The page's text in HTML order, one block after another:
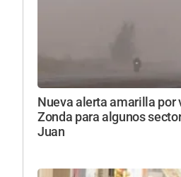
Nueva alerta amarilla por
Zonda para algunos
Juan